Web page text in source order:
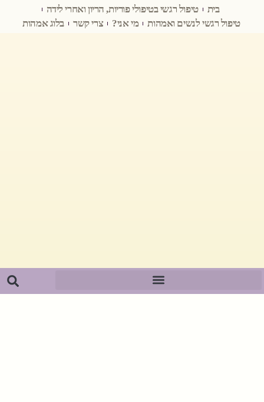
בית
טיפול רגשי בטיפולי פוריות, הריון ואחרי לידה
טיפול רגשי לנשים ואמהות
מי אני? צרי קשר בלוג אמהות